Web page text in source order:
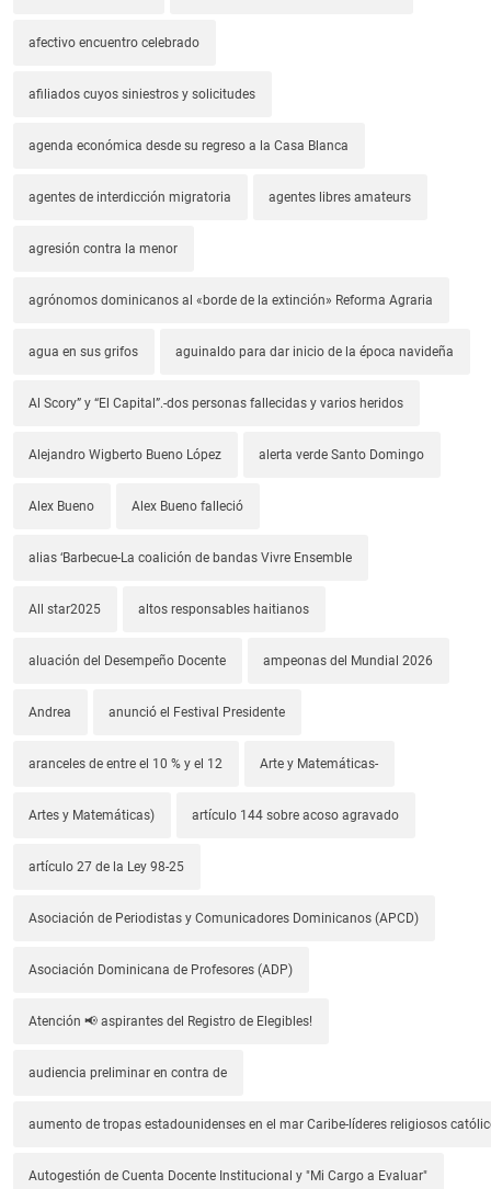
afectivo encuentro celebrado
afiliados cuyos siniestros y solicitudes
agenda económica desde su regreso a la Casa Blanca
agentes de interdicción migratoria agentes libres amateurs
agresión contra la menor
agrónomos dominicanos al «borde de la extinción» Reforma Agraria
agua en sus grifos aguinaldo para dar inicio de la época navideña
Al Scory” y “El Capital”.-dos personas fallecidas y varios heridos
Alejandro Wigberto Bueno López alerta verde Santo Domingo
Alex Bueno Alex Bueno falleció
alias ‘Barbecue-La coalición de bandas Vivre Ensemble
All star2025 altos responsables haitianos
aluación del Desempeño Docente ampeonas del Mundial 2026
Andrea anunció el Festival Presidente
aranceles de entre el 10 % y el 12 Arte y Matemáticas-
Artes y Matemáticas) artículo 144 sobre acoso agravado
artículo 27 de la Ley 98-25
Asociación de Periodistas y Comunicadores Dominicanos (APCD)
Asociación Dominicana de Profesores (ADP)
Atención 📢 aspirantes del Registro de Elegibles!
audiencia preliminar en contra de
aumento de tropas estadounidenses en el mar Caribe-líderes religiosos
Autogestión de Cuenta Docente Institucional y "Mi Cargo a Evaluar"